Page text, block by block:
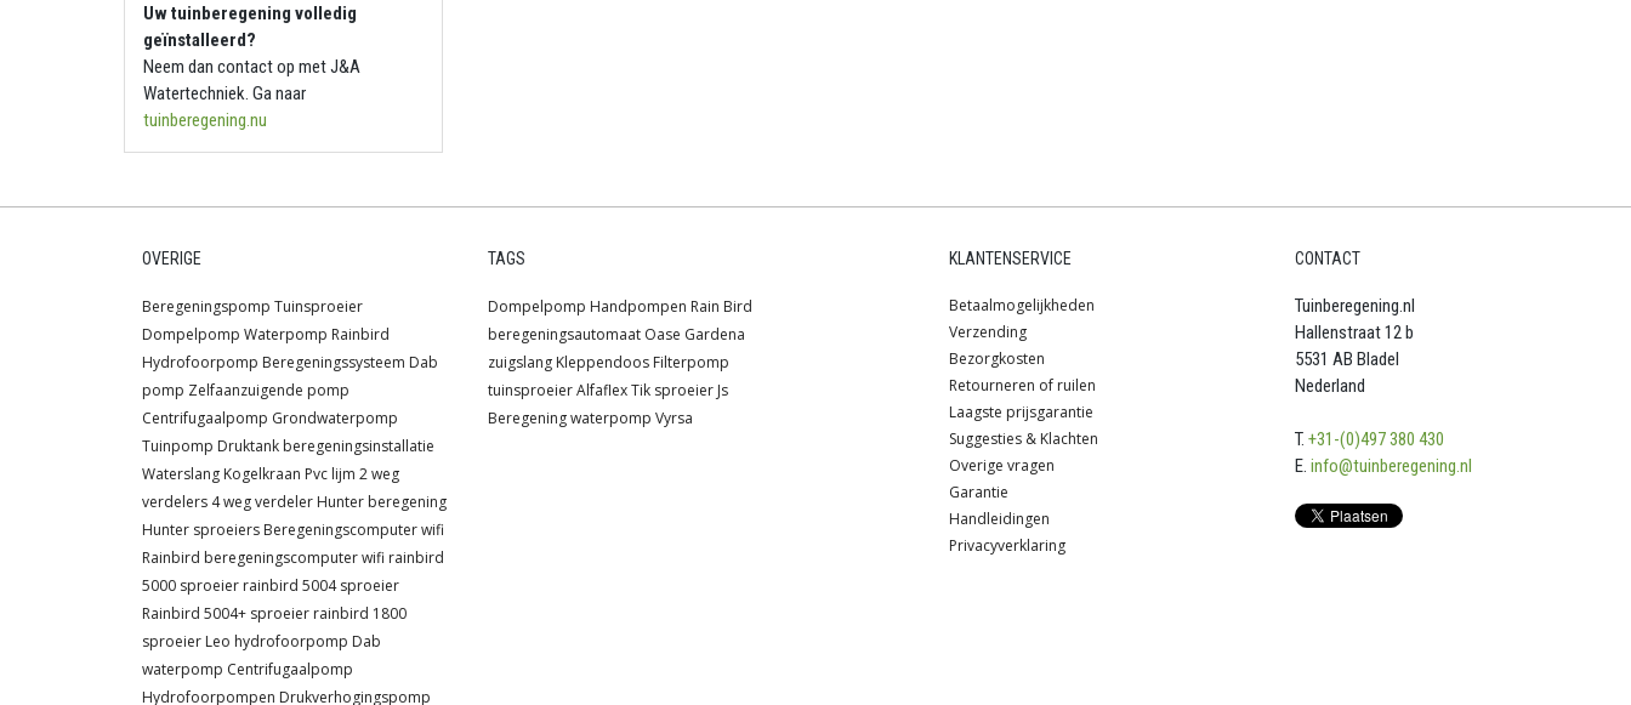
Uw tuinberegening volledig
geïnstalleerd?
Neem dan contact op met J&A
Watertechniek. Ga naar
tuinberegening.nu
OVERIGE
Beregeningspomp Tuinsproeier
Dompelpomp Waterpomp Rainbird
Hydrofoorpomp Beregeningssysteem Dab
pomp Zelfaanzuigende pomp
Centrifugaalpomp Grondwaterpomp
Tuinpomp Druktank beregeningsinstallatie
Waterslang Kogelkraan Pvc lijm 2 weg
verdelers 4 weg verdeler Hunter beregening
Hunter sproeiers Beregeningscomputer wifi
Rainbird beregeningscomputer wifi rainbird
5000 sproeier rainbird 5004 sproeier
Rainbird 5004+ sproeier rainbird 1800
sproeier Leo hydrofoorpomp Dab
waterpomp Centrifugaalpomp
Hydrofoorpompen Drukverhogingspomp
TAGS
Dompelpomp Handpompen Rain Bird
beregeningsautomaat Oase Gardena
zuigslang Kleppendoos Filterpomp
tuinsproeierAlfaflexTik sproeier Js
Beregeningwaterpomp Vyrsa
KLANTENSERVICE
Betaalmogelijkheden
Verzending
Bezorgkosten
Retourneren of ruilen
Laagste prijsgarantie
Suggesties & Klachten
Overige vragen
Garantie
Handleidingen
Privacyverklaring
CONTACT
Tuinberegening.nl
Hallenstraat 12 b
5531 AB Bladel
Nederland
T. +31-(0)497 380 430
E. info@tuinberegening.nl